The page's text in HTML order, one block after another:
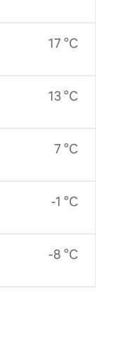
17 °C
13 °C
7 °C
-1 °C
-8 °C